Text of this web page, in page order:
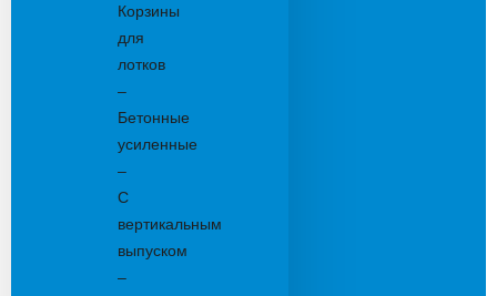
Корзины
для
лотков
–
Бетонные
усиленные
–
С
вертикальным
выпуском
–